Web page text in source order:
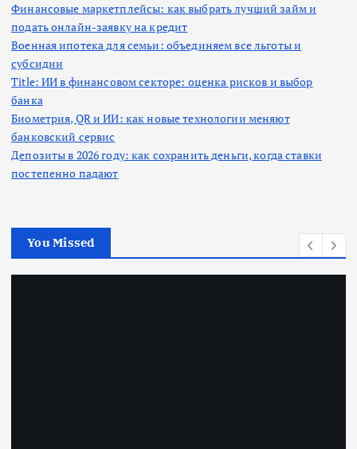
Финансовые маркетплейсы: как выбрать лучший займ и
подать онлайн-заявку на кредит
Военная ипотека для семьи: объединяем все льготы и
субсидии
Title: ИИ в финансовом секторе: оценка рисков и выбор
банка
Биометрия, QR и ИИ: как новые технологии меняют
банковский сервис
Депозиты в 2026 году: как сохранить деньги, когда ставки
постепенно падают
You Missed